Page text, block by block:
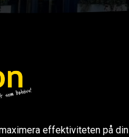
effektiviteten på